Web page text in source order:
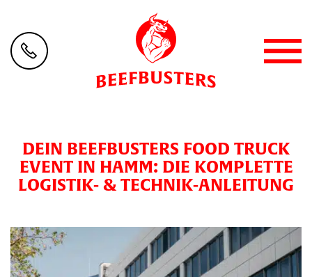
DEIN BEEFBUSTERS FOOD TRUCK
EVENT IN HAMM: DIE KOMPLETTE
LOGISTIK- & TECHNIK-ANLEITUNG